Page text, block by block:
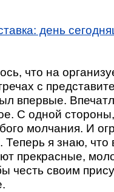
день
что на
с
впервые.
С одной
молчания. И
Теперь я знаю, что
прекрасные,
честь своим